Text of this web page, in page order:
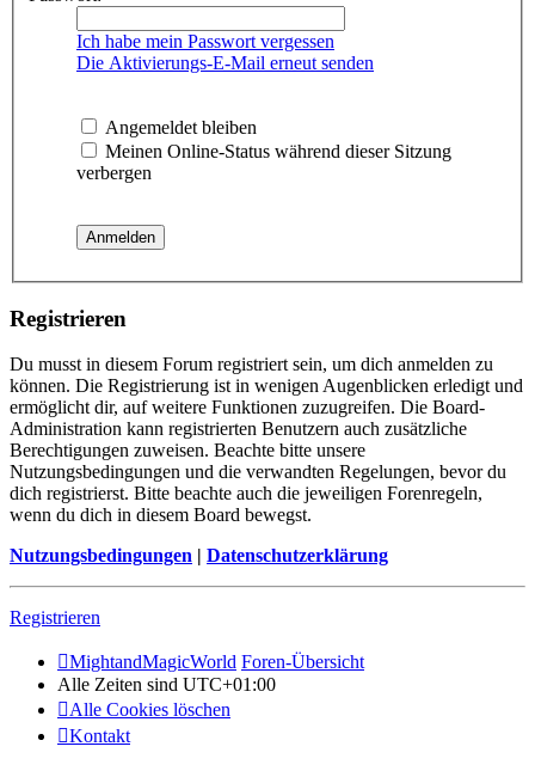
Ich habe mein Passwort vergessen
Die Aktivierungs-E-Mail erneut senden
Angemeldet bleiben
Meinen Online-Status während dieser Sitzung
verbergen
Registrieren
Du musst in diesem Forum registriert sein, um dich anmelden zu
können. Die Registrierung ist in wenigen Augenblicken erledigt und
ermöglicht dir, auf weitere Funktionen zuzugreifen. Die Board-
Administration kann registrierten Benutzern auch zusätzliche
Berechtigungen zuweisen. Beachte bitte unsere
Nutzungsbedingungen und die verwandten Regelungen, bevor du
dich registrierst. Bitte beachte auch die jeweiligen Forenregeln,
wenn du dich in diesem Board bewegst.
Nutzungsbedingungen | Datenschutzerklärung
Registrieren
MightandMagicWorld Foren-Übersicht
Alle Zeiten sind UTC+01:00
Alle Cookies löschen
Kontakt